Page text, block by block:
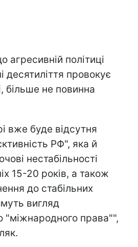
агресивній політиці
десятиліття провокує
більше не повинна
вже буде відсутня
РФ", яка й
нестабільності
15-20 років, а також
до стабільних
вигляд
"міжнародного права"",